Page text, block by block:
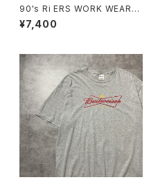
90's Ri ERS WORK WEAR
刺繍企業ロゴ ブラック 黒
中綿 ma-1ジャケット
¥7,400